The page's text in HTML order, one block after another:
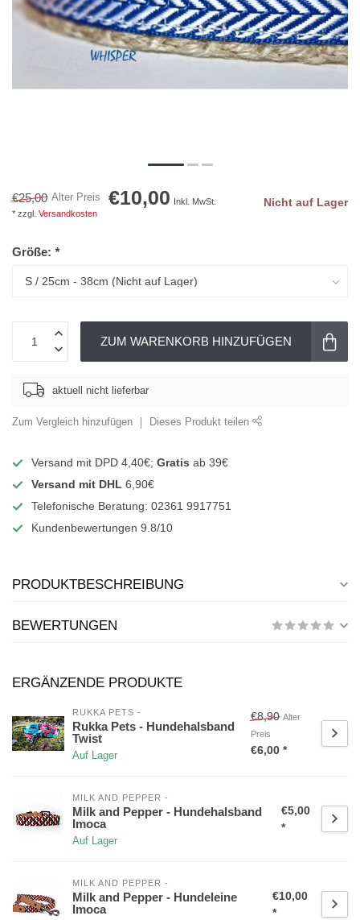
€25,00 Alter Preis €10,00
Inkl. MwSt.
* zzgl. Versandkosten
Nicht auf Lager
Größe: *
ZUM WARENKORB HINZUFÜGEN
aktuell nicht lieferbar
Zum Vergleich hinzufügen Dieses Produkt teilen
Versand mit DPD 4,40€; Gratis ab 39€
Versand mit DHL 6,90€
Telefonische Beratung: 02361 9917751
Kundenbewertungen 9.8/10
PRODUKTBESCHREIBUNG
BEWERTUNGEN
ERGÄNZENDE PRODUKTE
RUKKA PETS -
Rukka Pets - Hundehalsband
Twist
Auf Lager
€8,90 Alter
Preis
€6,00 *
MILK AND PEPPER -
Milk and Pepper - Hundehalsband
Imoca
Auf Lager
€5,00
*
MILK AND PEPPER -
Milk and Pepper - Hundeleine
Imoca
€10,00
*